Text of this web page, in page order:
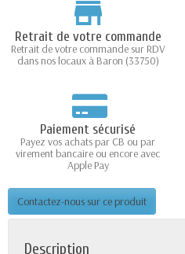
Retrait de votre commande
Retrait de votre commande sur RDV
dans nos locaux à Baron (33750)
Paiement sécurisé
Payez vos achats par CB ou par
virement bancaire ou encore avec
Apple Pay
Contactez-nous sur ce produit
Description